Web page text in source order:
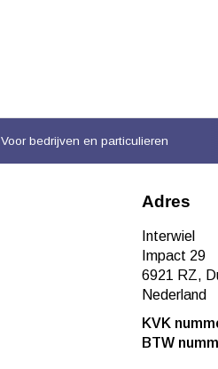
Voor bedrijven en particulieren
Adres
Interwiel
Impact 29
6921 RZ,
Nederland
KVK
BTW